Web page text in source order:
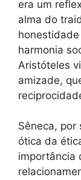
era um
alma do
harmonia
Aristóteles
amizade,
Sêneca, por
ótica da
importância